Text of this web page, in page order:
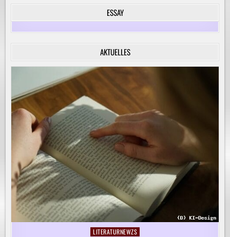
TECHNIKEN
KÖRPER,
UND
RUHE
ESSAY
AKTUELLES
Posted
LITERATURNEWZS